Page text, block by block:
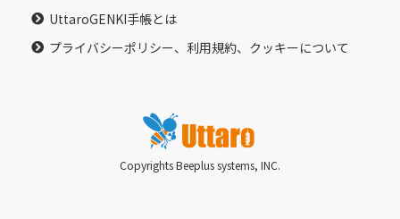
UttaroGENKI手帳とは
プライバシーポリシー、利用規約、クッキーについて
Copyrights Beeplus systems, INC.